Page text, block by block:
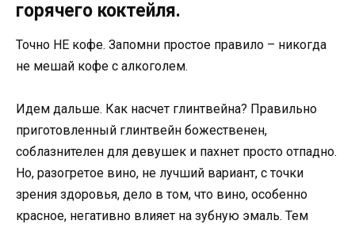
горячего коктейля.
Точно НЕ кофе. Запомни простое правило – никогда
не мешай кофе с алкоголем.
Идем дальше. Как насчет глинтвейна? Правильно
приготовленный глинтвейн божественен,
соблазнителен для девушек и пахнет просто отпадно.
Но, разогретое вино, не лучший вариант, с точки
зрения здоровья, дело в том, что вино, особенно
красное, негативно влияет на зубную эмаль. Тем